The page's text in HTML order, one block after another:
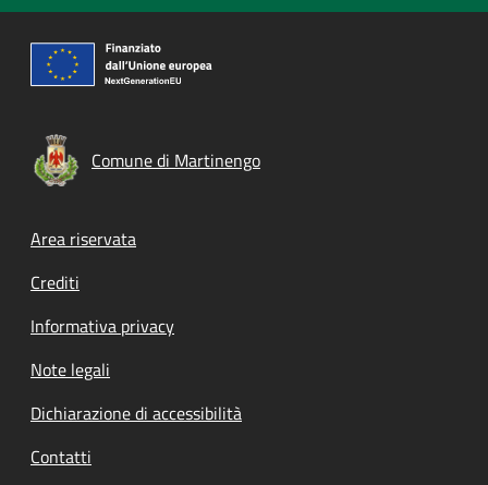
Comune di Martinengo
Footer menu
Area riservata
Crediti
Informativa privacy
Note legali
Dichiarazione di accessibilità
Contatti